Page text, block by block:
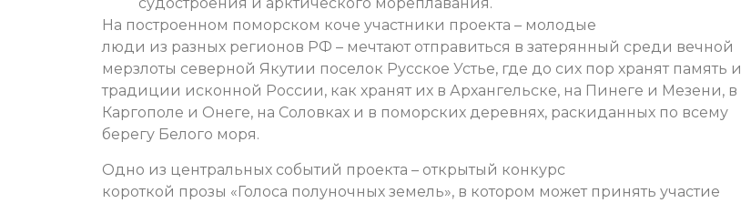
На построенном поморском коче участники проекта – молодые
люди из разных регионов РФ – мечтают отправиться в затерянный среди вечной
мерзлоты северной Якутии поселок Русское Устье, где до сих пор хранят память и
традиции исконной России, как хранят их в Архангельске, на Пинеге и Мезени, в
Каргополе и Онеге, на Соловках и в поморских деревнях, раскиданных по всему
берегу Белого моря.
Одно из центральных событий проекта – открытый конкурс
короткой прозы «Голоса полуночных земель», в котором может принять участие